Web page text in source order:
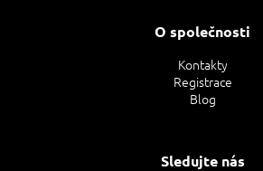
O společnosti
Kontakty
Registrace
Blog
Sledujte nás